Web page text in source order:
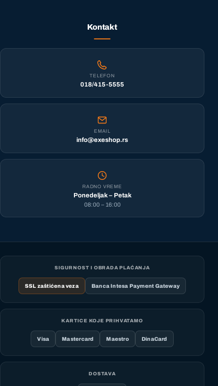
Kontakt
TELEFON
018/415-5555
EMAIL
info@exeshop.rs
RADNO VREME
Ponedeljak – Petak
08:00 – 16:00
SIGURNOST I OBRADA PLAĆANJA
SSL zaštićena veza Banca Intesa Payment Gateway
KARTICE KOJE PRIHVATAMO
Visa Mastercard Maestro DinaCard
DOSTAVA